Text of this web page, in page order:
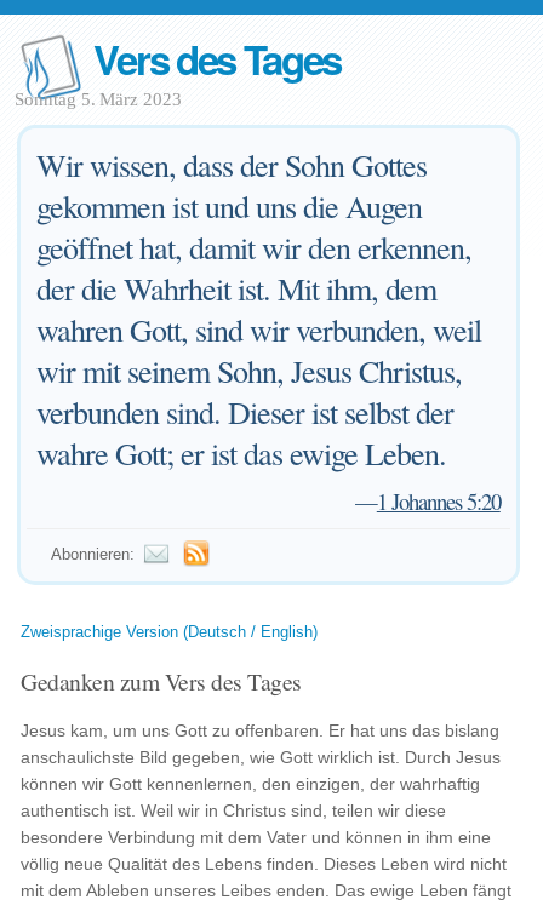
Vers des Tages
Sonntag 5. März 2023
Wir wissen, dass der Sohn Gottes
gekommen ist und uns die Augen
geöffnet hat, damit wir den erkennen,
der die Wahrheit ist. Mit ihm, dem
wahren Gott, sind wir verbunden, weil
wir mit seinem Sohn, Jesus Christus,
verbunden sind. Dieser ist selbst der
wahre Gott; er ist das ewige Leben.
—1 Johannes 5:20
Abonnieren:
Zweisprachige Version (Deutsch / English)
Gedanken zum Vers des Tages
Jesus kam, um uns Gott zu offenbaren. Er hat uns das bislang
anschaulichste Bild gegeben, wie Gott wirklich ist. Durch Jesus
können wir Gott kennenlernen, den einzigen, der wahrhaftig
authentisch ist. Weil wir in Christus sind, teilen wir diese
besondere Verbindung mit dem Vater und können in ihm eine
völlig neue Qualität des Lebens finden. Dieses Leben wird nicht
mit dem Ableben unseres Leibes enden. Das ewige Leben fängt